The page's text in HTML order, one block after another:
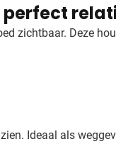
zichtbaar. Deze
Ideaal als